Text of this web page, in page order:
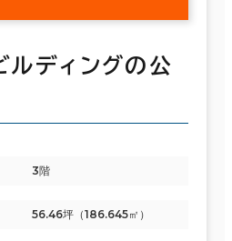
ルディングの公
3階
56.46坪（186.645㎡）